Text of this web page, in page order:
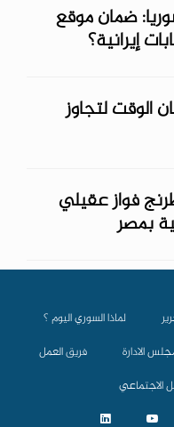
ضمان موقع
إيرانية؟
الوقت لتجاوز
فواز عقيلي
بمصر
لماذا السوري اليوم ؟
الادارة
فريق العمل
الاجتماعي